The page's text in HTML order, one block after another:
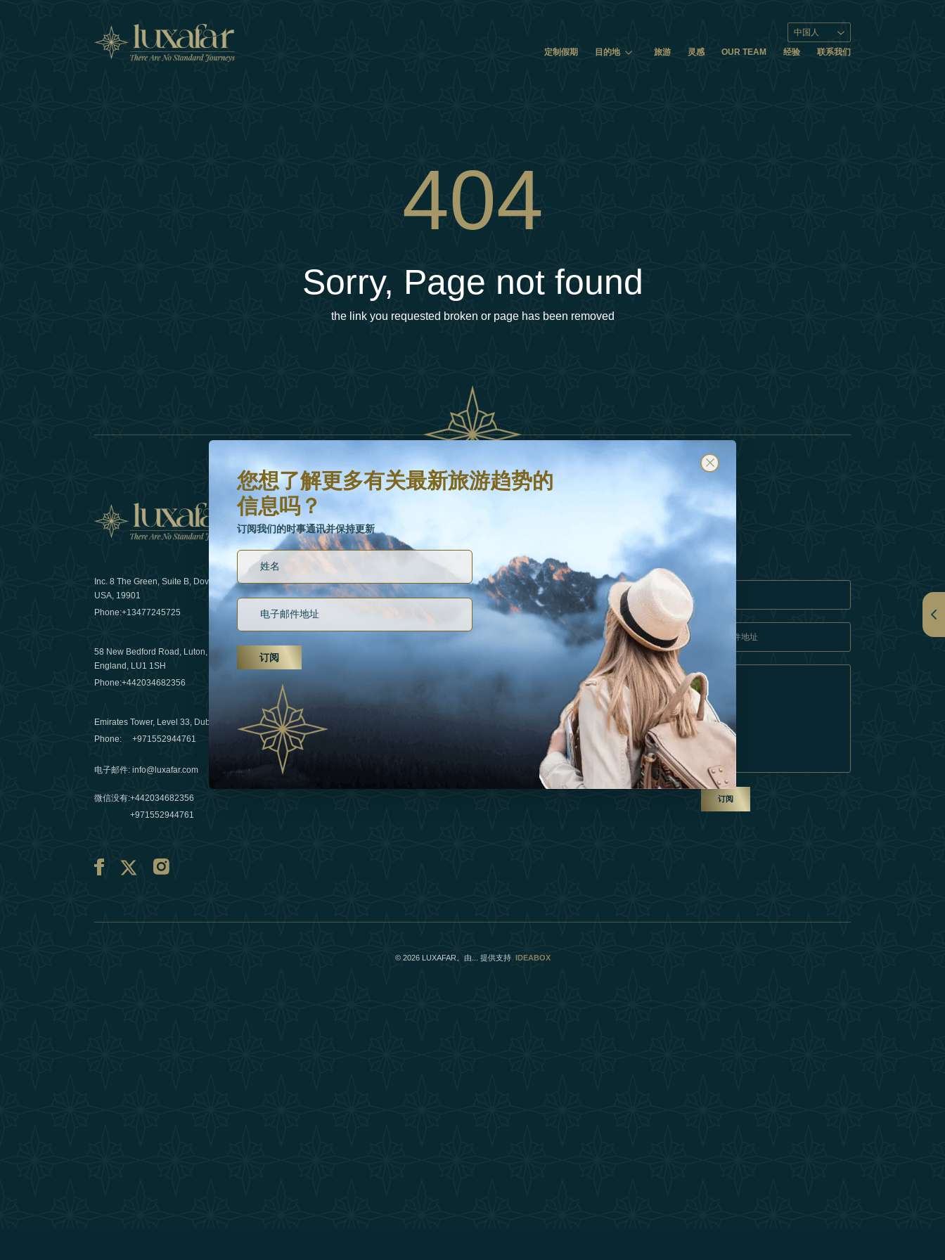
中国人
定制假期
目的地 旅游 灵感 OUR TEAM 经验 联系我们
404
Sorry, Page not found
the link you requested broken or page has been removed
Inc. 8 The Green, Suite B, Dover, DE
USA, 19901
Phone:+13477245725
58 New Bedford Road, Luton,
England, LU1 1SH
Phone:+442034682356
Emirates Tower, Level 33, Dubai, UAE
Phone:+971552944761
电子邮件:info@luxafar.com
微信没有:+442034682356
+971552944761
新闻
可持续发展如何重新定义2025年的豪华旅行
29 April 2025
远足、水疗护理和瑜伽，阿联酋崛起为健康目的地
03 April 2025
阿联酋旅行者的冬季逃生：重新定义奢华之旅
10 March 2025
关于我们
假日类型
经验
隐私政策
曲奇饼 政策
条款和条件
成为合作伙伴
Our Team
订阅
订阅
© 2026 LUXAFAR。由... 提供支持 IDEABOX
您想了解更多有关最新旅游趋势的信息吗？
订阅我们的时事通讯并保持更新
您想了解更多有关最新旅游趋势的
信息吗？
订阅我们的时事通讯并保持更新
订阅